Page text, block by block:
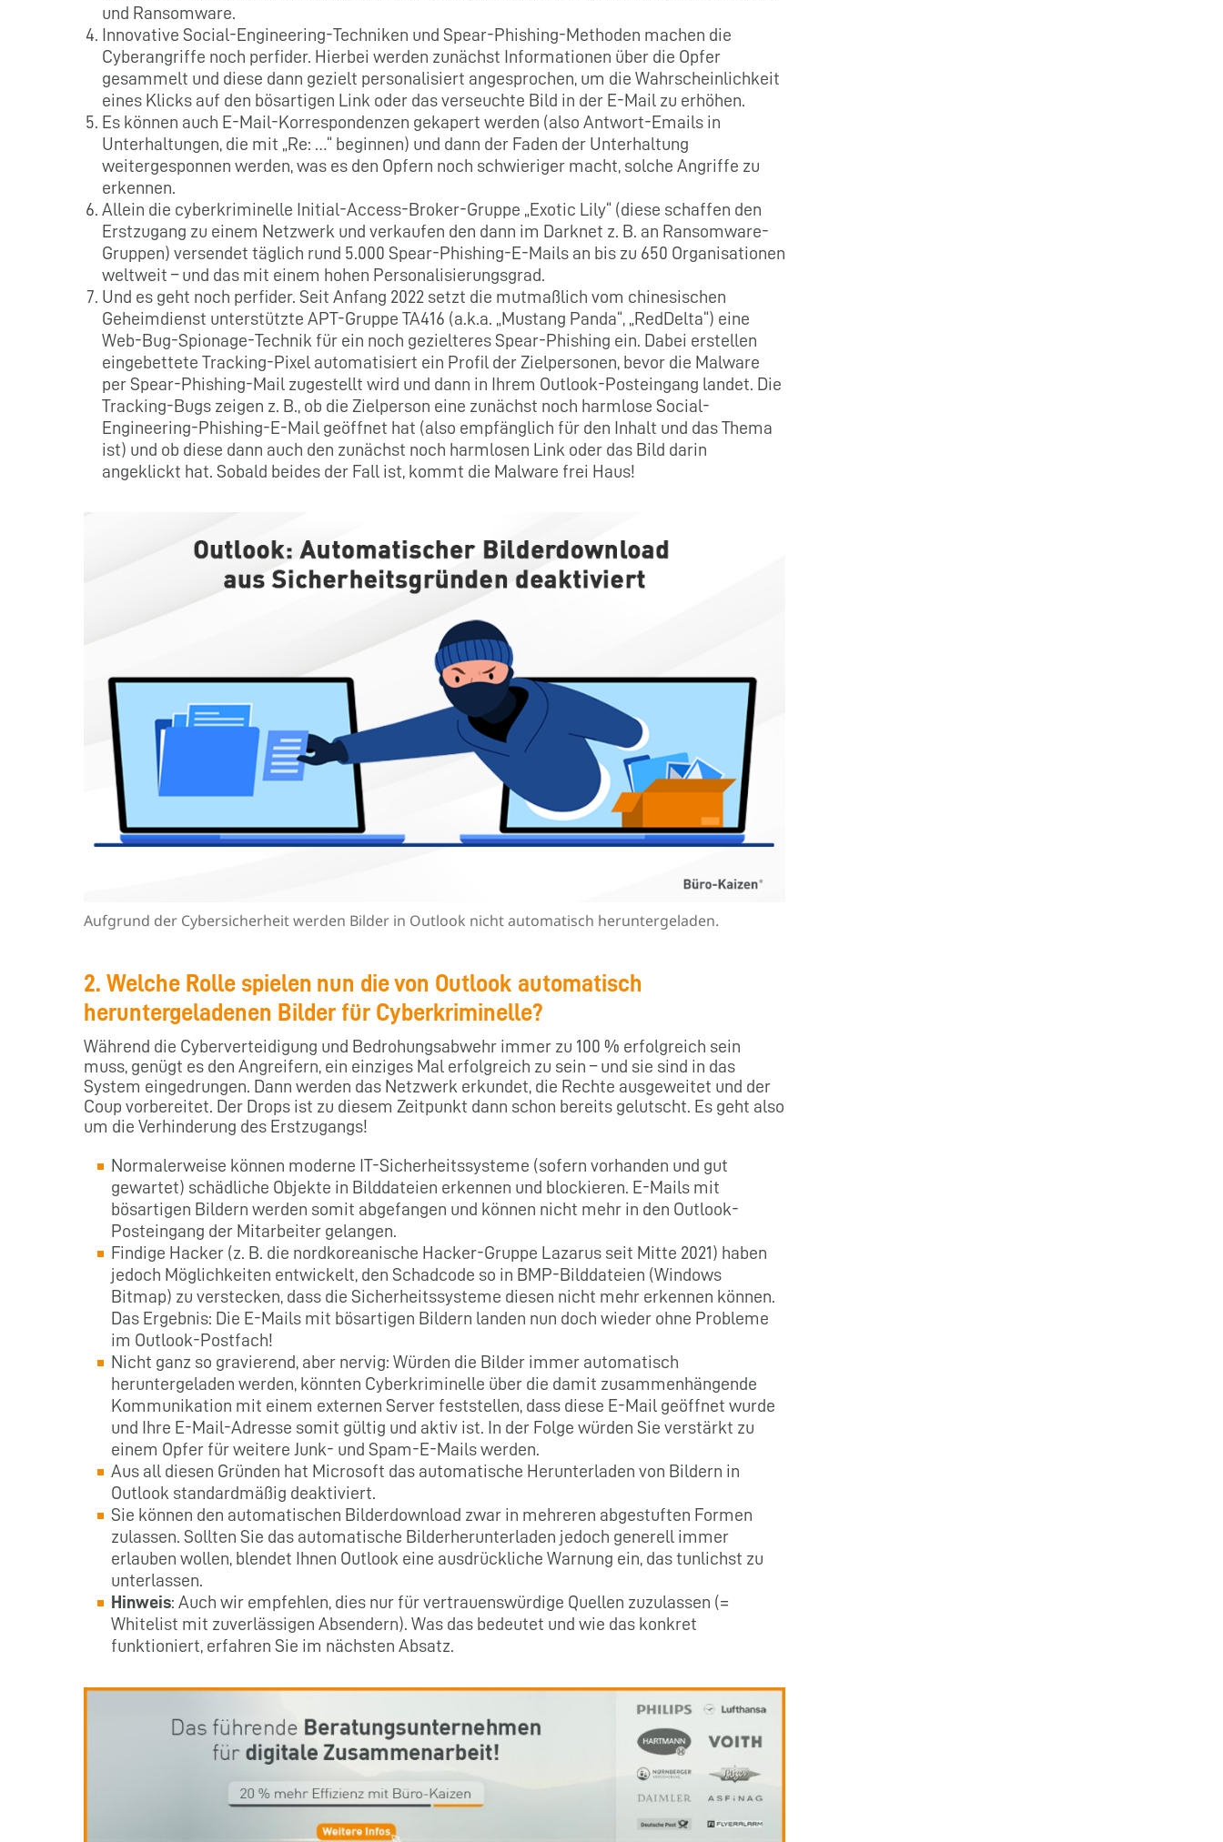
und Ransomware.
Innovative Social-Engineering-Techniken und Spear-Phishing-Methoden machen die
Cyberangriffe noch perfider. Hierbei werden zunächst Informationen über die Opfer
gesammelt und diese dann gezielt personalisiert angesprochen, um die Wahrscheinlichkeit
eines Klicks auf den bösartigen Link oder das verseuchte Bild in der E-Mail zu erhöhen.
Es können auch E-Mail-Korrespondenzen gekapert werden (also Antwort-Emails in
Unterhaltungen, die mit „Re: …“ beginnen) und dann der Faden der Unterhaltung
weitergesponnen werden, was es den Opfern noch schwieriger macht, solche Angriffe zu
erkennen.
Allein die cyberkriminelle Initial-Access-Broker-Gruppe „Exotic Lily“ (diese schaffen den
Erstzugang zu einem Netzwerk und verkaufen den dann im Darknet z. B. an Ransomware-
Gruppen) versendet täglich rund 5.000 Spear-Phishing-E-Mails an bis zu 650 Organisationen
weltweit – und das mit einem hohen Personalisierungsgrad.
Und es geht noch perfider. Seit Anfang 2022 setzt die mutmaßlich vom chinesischen
Geheimdienst unterstützte APT-Gruppe TA416 (a.k.a. „Mustang Panda“, „RedDelta“) eine
Web-Bug-Spionage-Technik für ein noch gezielteres Spear-Phishing ein. Dabei erstellen
eingebettete Tracking-Pixel automatisiert ein Profil der Zielpersonen, bevor die Malware
per Spear-Phishing-Mail zugestellt wird und dann in Ihrem Outlook-Posteingang landet. Die
Tracking-Bugs zeigen z. B., ob die Zielperson eine zunächst noch harmlose Social-
Engineering-Phishing-E-Mail geöffnet hat (also empfänglich für den Inhalt und das Thema
ist) und ob diese dann auch den zunächst noch harmlosen Link oder das Bild darin
angeklickt hat. Sobald beides der Fall ist, kommt die Malware frei Haus!
Aufgrund der Cybersicherheit werden Bilder in Outlook nicht automatisch heruntergeladen.
2. Welche Rolle spielen nun die von Outlook automatisch
heruntergeladenen Bilder für Cyberkriminelle?
Während die Cyberverteidigung und Bedrohungsabwehr immer zu 100 % erfolgreich sein
muss, genügt es den Angreifern, ein einziges Mal erfolgreich zu sein – und sie sind in das
System eingedrungen. Dann werden das Netzwerk erkundet, die Rechte ausgeweitet und der
Coup vorbereitet. Der Drops ist zu diesem Zeitpunkt dann schon bereits gelutscht. Es geht also
um die Verhinderung des Erstzugangs!
Normalerweise können moderne IT-Sicherheitssysteme (sofern vorhanden und gut
gewartet) schädliche Objekte in Bilddateien erkennen und blockieren. E-Mails mit
bösartigen Bildern werden somit abgefangen und können nicht mehr in den Outlook-
Posteingang der Mitarbeiter gelangen.
Findige Hacker (z. B. die nordkoreanische Hacker-Gruppe Lazarus seit Mitte 2021) haben
jedoch Möglichkeiten entwickelt, den Schadcode so in BMP-Bilddateien (Windows
Bitmap) zu verstecken, dass die Sicherheitssysteme diesen nicht mehr erkennen können.
Das Ergebnis: Die E-Mails mit bösartigen Bildern landen nun doch wieder ohne Probleme
im Outlook-Postfach!
Nicht ganz so gravierend, aber nervig: Würden die Bilder immer automatisch
heruntergeladen werden, könnten Cyberkriminelle über die damit zusammenhängende
Kommunikation mit einem externen Server feststellen, dass diese E-Mail geöffnet wurde
und Ihre E-Mail-Adresse somit gültig und aktiv ist. In der Folge würden Sie verstärkt zu
einem Opfer für weitere Junk- und Spam-E-Mails werden.
Aus all diesen Gründen hat Microsoft das automatische Herunterladen von Bildern in
Outlook standardmäßig deaktiviert.
Sie können den automatischen Bilderdownload zwar in mehreren abgestuften Formen
zulassen. Sollten Sie das automatische Bilderherunterladen jedoch generell immer
erlauben wollen, blendet Ihnen Outlook eine ausdrückliche Warnung ein, das tunlichst zu
unterlassen.
Hinweis: Auch wir empfehlen, dies nur für vertrauenswürdige Quellen zuzulassen (=
Whitelist mit zuverlässigen Absendern). Was das bedeutet und wie das konkret
funktioniert, erfahren Sie im nächsten Absatz.